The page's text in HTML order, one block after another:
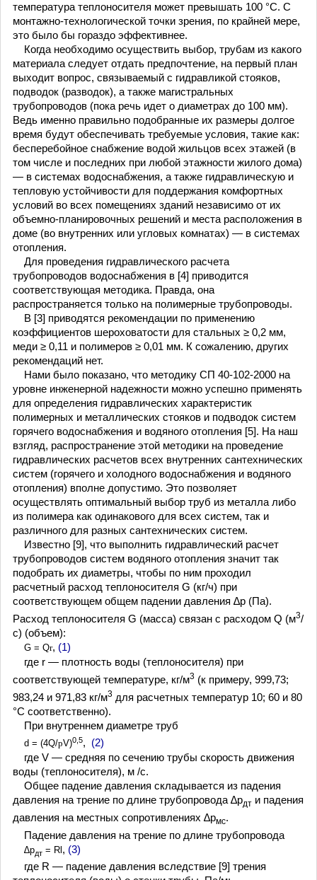
температура теплоносителя может превышать 100 °С. С
монтажно-технологической точки зрения, по крайней мере,
это было бы гораздо эффективнее.
Когда необходимо осуществить выбор, трубам из какого
материала следует отдать предпочтение, на первый план
выходит вопрос, связываемый с гидравликой стояков,
подводок (разводок), а также магистральных
трубопроводов (пока речь идет о диаметрах до 100 мм).
Ведь именно правильно подобранные их размеры долгое
время будут обеспечивать требуемые условия, такие как:
бесперебойное снабжение водой жильцов всех этажей (в
том числе и последних при любой этажности жилого дома)
— в системах водоснабжения, а также гидравлическую и
тепловую устойчивости для поддержания комфортных
условий во всех помещениях зданий независимо от их
объемно-планировочных решений и места расположения в
доме (во внутренних или угловых комнатах) — в системах
отопления.
Для проведения гидравлического расчета
трубопроводов водоснабжения в [4] приводится
соответствующая методика. Правда, она
распространяется только на полимерные трубопроводы.
В [3] приводятся рекомендации по применению
коэффициентов шероховатости для стальных ≥ 0,2 мм,
меди ≥ 0,11 и полимеров ≥ 0,01 мм. К сожалению, других
рекомендаций нет.
Нами было показано, что методику СП 40-102-2000 на
уровне инженерной надежности можно успешно применять
для определения гидравлических характеристик
полимерных и металлических стояков и подводок систем
горячего водоснабжения и водяного отопления [5]. На наш
взгляд, распространение этой методики на проведение
гидравлических расчетов всех внутренних сантехнических
систем (горячего и холодного водоснабжения и водяного
отопления) вполне допустимо. Это позволяет
осуществлять оптимальный выбор труб из металла либо
из полимера как одинакового для всех систем, так и
различного для разных сантехнических систем.
Известно [9], что выполнить гидравлический расчет
трубопроводов систем водяного отопления значит так
подобрать их диаметры, чтобы по ним проходил
расчетный расход теплоносителя G (кг/ч) при
соответствующем общем падении давления ∆p (Па).
Расход теплоносителя G (масса) связан с расходом Q (м3/
с) (объем):
G = Qr, (1)
где r — плотность воды (теплоносителя) при
соответствующей температуре, кг/м3 (к примеру, 999,73;
983,24 и 971,83 кг/м3 для расчетных температур 10; 60 и 80
°С соответственно).
При внутреннем диаметре труб
d = (4Q/pV)0,5, (2)
где V — средняя по сечению трубы скорость движения
воды (теплоносителя), м /с.
Общее падение давления складывается из падения
давления на трение по длине трубопровода ∆pдт и падения
давления на местных сопротивлениях ∆pмс.
Падение давления на трение по длине трубопровода
∆pдт = Rl, (3)
где R — падение давления вследствие [9] трения